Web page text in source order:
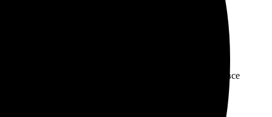
результат превзошел ожидания. Доставка быстрая, все